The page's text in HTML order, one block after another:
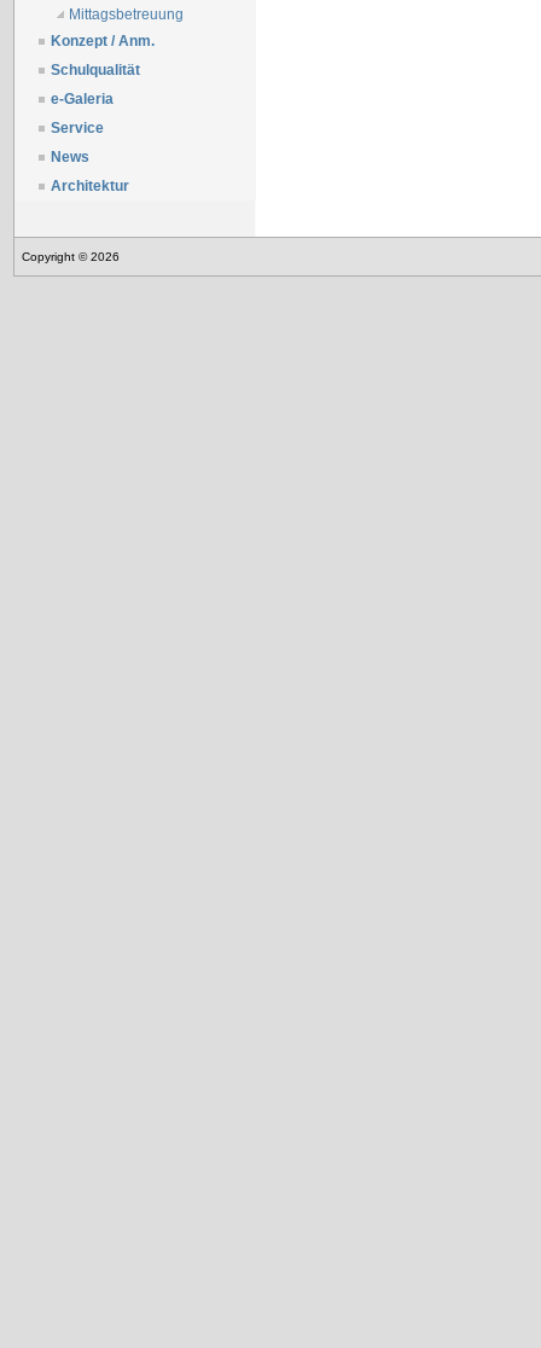
Mittagsbetreuung
Konzept / Anm.
Schulqualität
e-Galeria
Service
News
Architektur
Copyright © 2026